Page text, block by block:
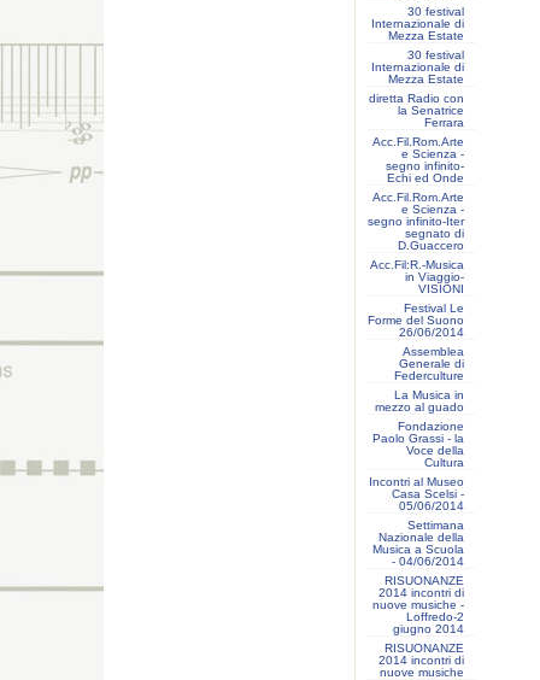
30 festival
Internazionale di
Mezza Estate
30 festival
Internazionale di
Mezza Estate
diretta Radio con
la Senatrice
Ferrara
Acc.Fil.Rom.Arte
e Scienza -
segno infinito-
Echi ed Onde
Acc.Fil.Rom.Arte
e Scienza -
segno infinito-Iter
segnato di
D.Guaccero
Acc.Fil:R.-Musica
in Viaggio-
VISIONI
Festival Le
Forme del Suono
26/06/2014
Assemblea
Generale di
Federculture
La Musica in
mezzo al guado
Fondazione
Paolo Grassi - la
Voce della
Cultura
Incontri al Museo
Casa Scelsi -
05/06/2014
Settimana
Nazionale della
Musica a Scuola
- 04/06/2014
RISUONANZE
2014 incontri di
nuove musiche -
Loffredo-2
giugno 2014
RISUONANZE
2014 incontri di
nuove musiche